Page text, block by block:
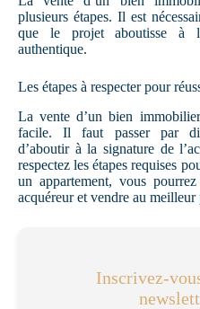
plusieurs étapes. Il est
que le projet aboutisse à
authentique.
Les étapes à respecter pour
La vente d’un bien
facile. Il faut passer par
d’aboutir à la signature de
respectez les étapes requises
un appartement, vous
acquéreur et vendre au meilleur
Inscrivez-